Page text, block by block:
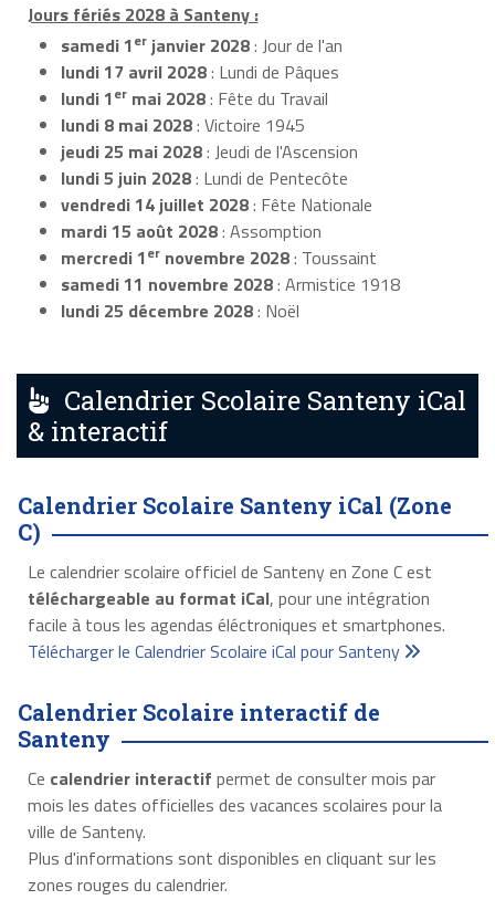
Jours fériés 2028 à Santeny :
samedi 1er janvier 2028: Jour de l'an
lundi 17 avril 2028: Lundi de Pâques
lundi 1er mai 2028: Fête du Travail
lundi 8 mai 2028: Victoire 1945
jeudi 25 mai 2028: Jeudi de l'Ascension
lundi 5 juin 2028: Lundi de Pentecôte
vendredi 14 juillet 2028: Fête Nationale
mardi 15 août 2028: Assomption
mercredi 1er novembre 2028: Toussaint
samedi 11 novembre 2028: Armistice 1918
lundi 25 décembre 2028: Noël
Calendrier Scolaire Santeny iCal
& interactif
Calendrier Scolaire Santeny iCal (Zone
C)
Le calendrier scolaire officiel de Santeny en Zone C est
téléchargeable au format iCal, pour une intégration
facile à tous les agendas éléctroniques et smartphones.
Télécharger le Calendrier Scolaire iCal pour Santeny
Calendrier Scolaire interactif de
Santeny
Ce calendrier interactif permet de consulter mois par
mois les dates officielles des vacances scolaires pour la
ville de Santeny.
Plus d'informations sont disponibles en cliquant sur les
zones rouges du calendrier.